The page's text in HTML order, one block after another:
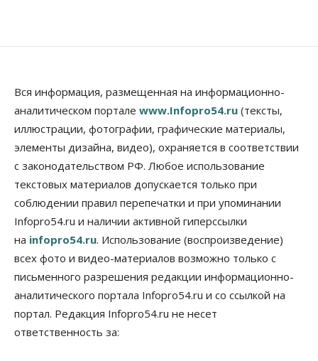
Мировые И Федеральные Новости
Россия построит в Киргизии новый кампус КРСУ:
30 гектаров, 15 тысяч студентов и 30 миллиардов
рублей
06 Августа 2026, 18:40
Новосибирским студентам помогают
адаптироваться к учебе через культуру
06 Августа 2026, 18:00
Бизнес
Застройщики продавливают компромиссы по
площади участков для КРТ в Новосибирске
Бизнес Недвижимость Общество
Около Заельцовского бора Новосибирска
Вся информация, размещенная на информационно-
аналитическом портале www.Infopro54.ru (тексты,
иллюстрации, фотографии, графические материалы,
элементы дизайна, видео), охраняется в соответствии
с законодательством РФ. Любое использование
текстовых материалов допускается только при
соблюдении правил перепечатки и при упоминании
Infopro54.ru и наличии активной гиперссылки
на infopro54.ru. Использование (воспроизведение)
всех фото и видео-материалов возможно только с
письменного разрешения редакции информационно-
аналитического портала Infopro54.ru и со ссылкой на
портал. Редакция Infopro54.ru не несет
ответственность за: